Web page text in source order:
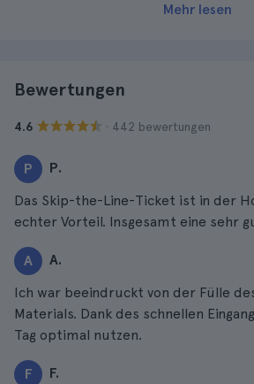
Mehr lesen
Bewertungen
4.6 · 442 bewertungen
P P.
Das Skip-the-Line-Ticket ist in der
echter Vorteil. Insgesamt eine sehr
A A.
Ich war beeindruckt von der Fülle
Materials. Dank des schnellen
Tag optimal nutzen.
F F.